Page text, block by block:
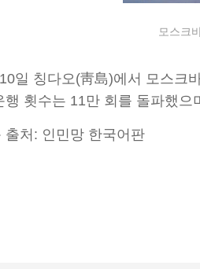
모스크
일 칭다오(靑島)에서 모스크
행 횟수는 11만 회를 돌파했
출처: 인민망 한국어판